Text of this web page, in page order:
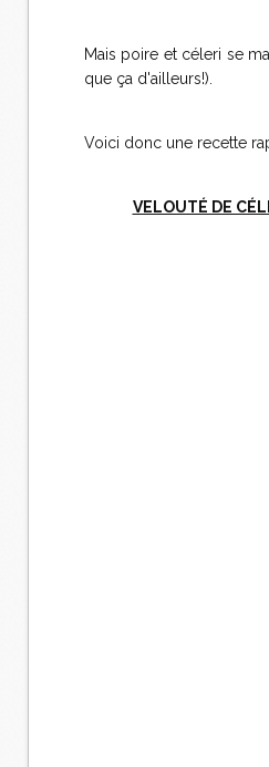
Mais poire et céleri se
que ça d'ailleurs!).
Voici donc une recette
VELOUTÉ DE